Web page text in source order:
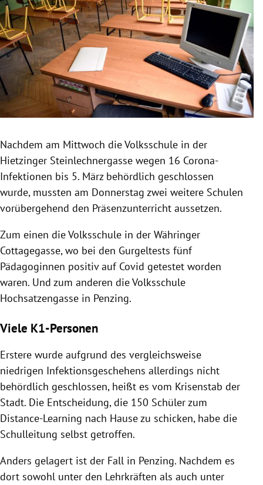
Untermenü
Untermenü
Untermenü
Untermenü
Untermenü
Nachdem am Mittwoch die Volksschule in der
Hietzinger Steinlechnergasse wegen 16 Corona-
Infektionen bis 5. März behördlich geschlossen
wurde, mussten am Donnerstag zwei weitere Schulen
vorübergehend den Präsenzunterricht aussetzen.
Zum einen die Volksschule in der Währinger
Cottagegasse, wo bei den Gurgeltests fünf
Pädagoginnen positiv auf Covid getestet worden
waren. Und zum anderen die Volksschule
Hochsatzengasse in Penzing.
Viele K1-Personen
Erstere wurde aufgrund des vergleichsweise
niedrigen Infektionsgeschehens allerdings nicht
behördlich geschlossen, heißt es vom Krisenstab der
Stadt. Die Entscheidung, die 150 Schüler zum
Distance-Learning nach Hause zu schicken, habe die
Schulleitung selbst getroffen.
Anders gelagert ist der Fall in Penzing. Nachdem es
dort sowohl unter den Lehrkräften als auch unter